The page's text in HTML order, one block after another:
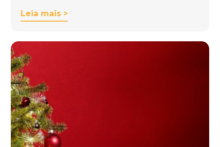
Leia mais >